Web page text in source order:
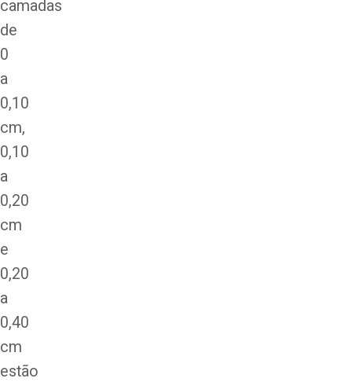
camadas
de
0
a
0,10
cm,
0,10
a
0,20
cm
e
0,20
a
0,40
cm
estão